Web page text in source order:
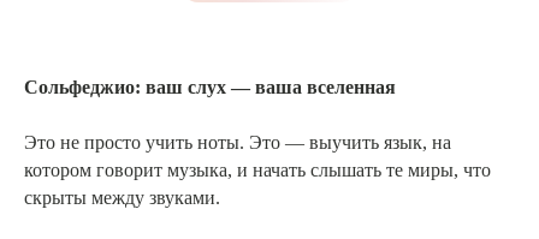
Сольфеджио: ваш слух — ваша вселенная
Это не просто учить ноты. Это — выучить язык, на
котором говорит музыка, и начать слышать те миры, что
скрыты между звуками.